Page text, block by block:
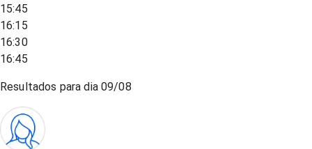
15:45
16:15
16:30
16:45
Resultados para dia09/08